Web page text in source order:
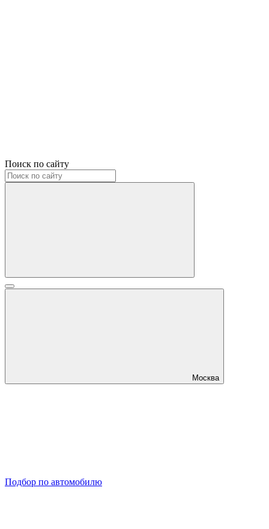
Поиск по сайту
Москва
Подбор по автомобилю